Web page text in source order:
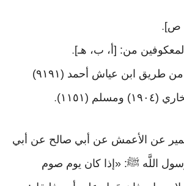
.
.
(٤) صحيح أخرجه من طريق ابن عياش أحمد (٩١٩١)
(١١٥١)
.
نمير عن الأعمش عن أبي صالح عن أبي
اللَّه ﷺ: «إذا كان يوم صوم